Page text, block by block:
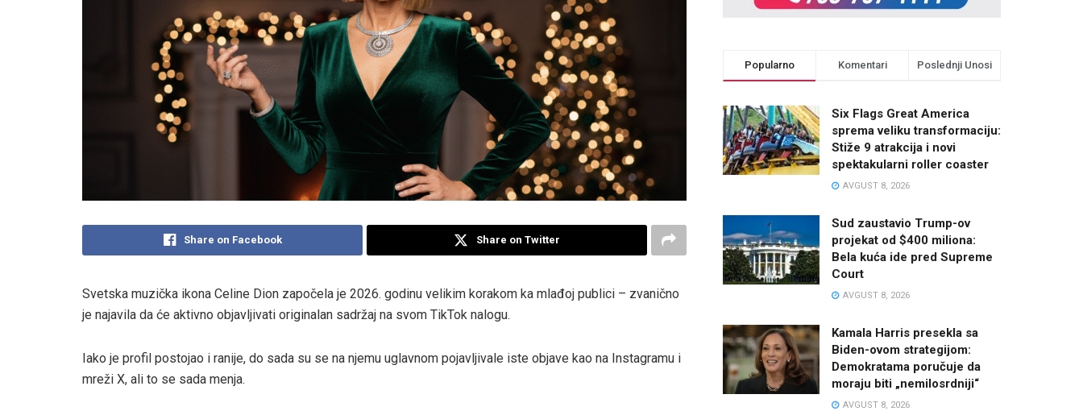
Share on Facebook Share on Twitter
Svetska muzička ikona Celine Dion započela je 2026. godinu velikim korakom ka mlađoj publici – zvanično
je najavila da će aktivno objavljivati originalan sadržaj na svom TikTok nalogu.
Iako je profil postojao i ranije, do sada su se na njemu uglavnom pojavljivale iste objave kao na Instagramu i
mreži X, ali to se sada menja.
Popularno Komentari Poslednji Unosi
Six Flags Great America
sprema veliku transformaciju:
Stiže 9 atrakcija i novi
spektakularni roller coaster
AVGUST 8, 2026
Sud zaustavio Trump-ov
projekat od $400 miliona:
Bela kuća ide pred Supreme
Court
AVGUST 8, 2026
Kamala Harris presekla sa
Biden-ovom strategijom:
Demokratama poručuje da
moraju biti „nemilosrdniji“
AVGUST 8, 2026